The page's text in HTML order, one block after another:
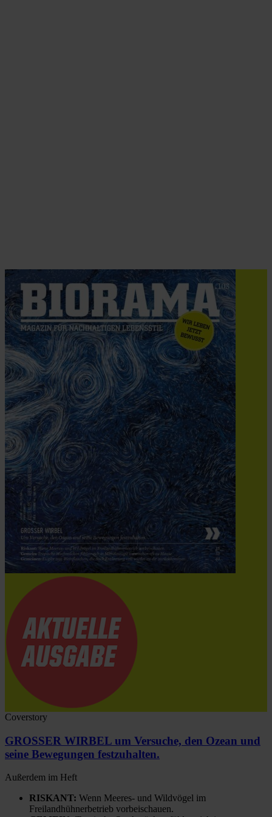
Coverstory
GROSSER WIRBEL um Versuche, den Ozean und
seine Bewegungen festzuhalten.
Außerdem im Heft
RISKANT: Wenn Meeres- und Wildvögel im
Freilandhühnerbetrieb vorbeischauen.